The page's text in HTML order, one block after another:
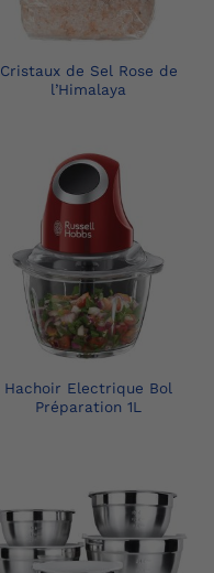
Cristaux de Sel Rose de
l’Himalaya
Hachoir Electrique Bol
Préparation 1L